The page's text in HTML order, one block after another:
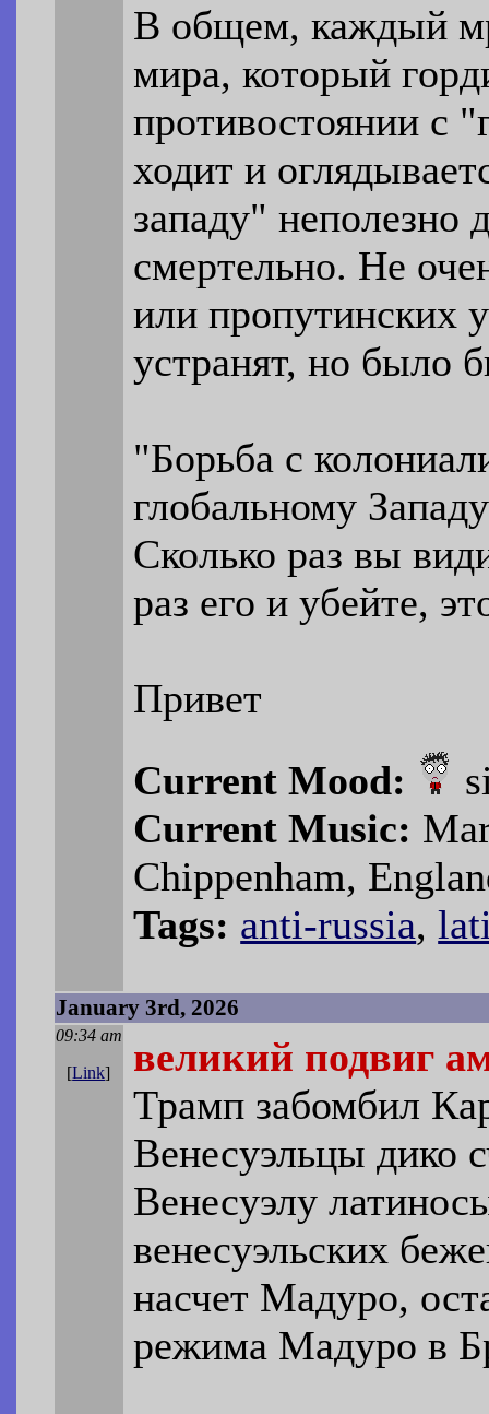
В общем, каждый
мира, который
противостоянии с
ходит и
западу" неполезно
смертельно. Не
или пропутинских
устранят, но было
"Борьба с
глобальному
Сколько раз вы
раз его и убейте,
Привет
Current Mood:
Current Music:
Chippenham,
Tags: anti-russia,
January 3rd, 2026
09:34 am
[Link]
великий подвиг
Трамп забомбил
Венесуэльцы дико
Венесуэлу
венесуэльских
насчет Мадуро,
режима Мадуро в